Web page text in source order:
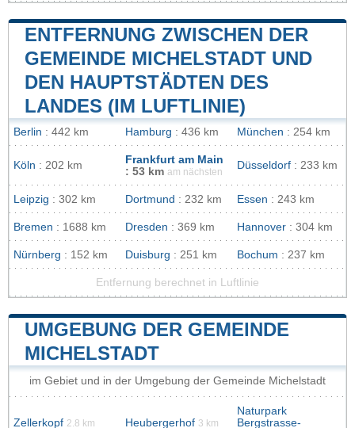
ENTFERNUNG ZWISCHEN DER
GEMEINDE MICHELSTADT UND
DEN HAUPTSTÄDTEN DES
LANDES (IM LUFTLINIE)
Berlin : 442 km Hamburg : 436 km München : 254 km
Köln : 202 km
Frankfurt am Main
: 53 km am nächsten
Düsseldorf : 233 km
Leipzig : 302 km Dortmund : 232 km Essen : 243 km
Bremen : 1688 km Dresden : 369 km Hannover : 304 km
Nürnberg : 152 km Duisburg : 251 km Bochum : 237 km
Entfernung berechnet in Luftlinie
UMGEBUNG DER GEMEINDE
MICHELSTADT
im Gebiet und in der Umgebung der Gemeinde Michelstadt
Zellerkopf 2.8 km
Heubergerhof 3 km
Naturpark
Bergstrasse-